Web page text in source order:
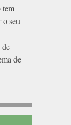
o seu
de